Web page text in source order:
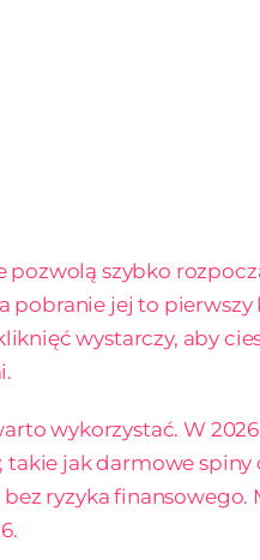
pozwolą szybko
jej to
wystarczy, aby
wykorzystać. W
jak darmowe spiny
ryzyka finansowego.
.